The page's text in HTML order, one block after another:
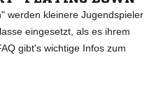
werden kleinere Jugendspieler
eingesetzt, als es ihrem
gibt's wichtige Infos zum